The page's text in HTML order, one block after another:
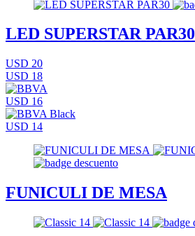
LED SUPERSTAR PAR30
USD 20
USD 18
USD 16
USD 14
FUNICULI DE MESA